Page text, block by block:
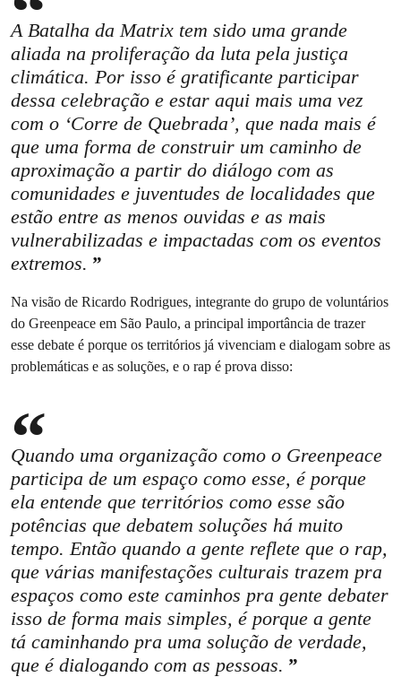
A Batalha da Matrix tem sido uma grande
aliada na proliferação da luta pela justiça
climática. Por isso é gratificante participar
dessa celebração e estar aqui mais uma vez
com o ‘Corre de Quebrada’, que nada mais é
que uma forma de construir um caminho de
aproximação a partir do diálogo com as
comunidades e juventudes de localidades que
estão entre as menos ouvidas e as mais
vulnerabilizadas e impactadas com os eventos
extremos.
Na visão de Ricardo Rodrigues, integrante do grupo de voluntários
do Greenpeace em São Paulo, a principal importância de trazer
esse debate é porque os territórios já vivenciam e dialogam sobre as
problemáticas e as soluções, e o rap é prova disso:
Quando uma organização como o Greenpeace
participa de um espaço como esse, é porque
ela entende que territórios como esse são
potências que debatem soluções há muito
tempo. Então quando a gente reflete que o rap,
que várias manifestações culturais trazem pra
espaços como este caminhos pra gente debater
isso de forma mais simples, é porque a gente
tá caminhando pra uma solução de verdade,
que é dialogando com as pessoas.